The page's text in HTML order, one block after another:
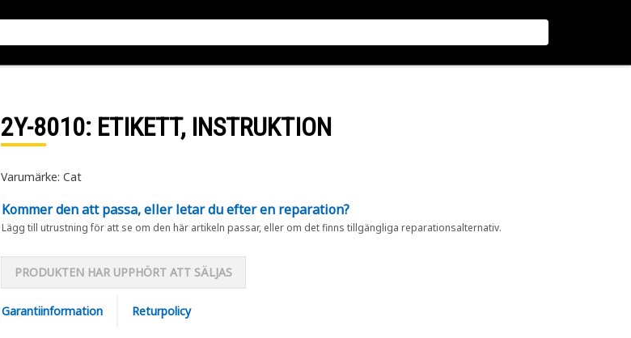
2Y-8010: ETIKETT, INSTRUKTION
Varumärke: Cat
Kommer den att passa, eller letar du efter en reparation?
Lägg till utrustning för att se om den här artikeln passar, eller om det finns tillgängliga reparationsalternativ.
PRODUKTEN HAR UPPHÖRT ATT SÄLJAS
Garantiinformation Returpolicy